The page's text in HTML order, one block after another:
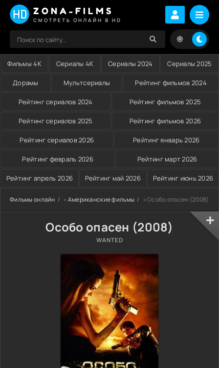
ZONA-FILMS
СМОТРЕТЬ ОНЛАЙН В HD
Фильмы 4K Сериалы 4K Сериалы 2024 Сериалы 2025
Дорамы Мультсериалы Рейтинг фильмов 2024
Рейтинг сериалов 2024 Рейтинг фильмов 2025
Рейтинг сериалов 2025 Рейтинг фильмов 2026
Рейтинг сериалов 2026 Рейтинг январь 2026
Рейтинг февраль 2026 Рейтинг март 2026
Рейтинг апрель 2026 Рейтинг май 2026 Рейтинг июнь 2026
Фильмы онлайн » Американские фильмы » Особо опасен (2008)
Особо опасен (2008)
WANTED